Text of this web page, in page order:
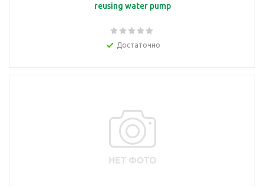
reusing water pump
Достаточно